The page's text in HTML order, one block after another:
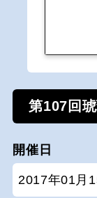
第107回
開催日
2017年01月